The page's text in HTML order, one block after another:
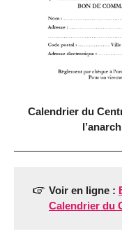
Calendrier du
Voir en ligne :
Calendrier du